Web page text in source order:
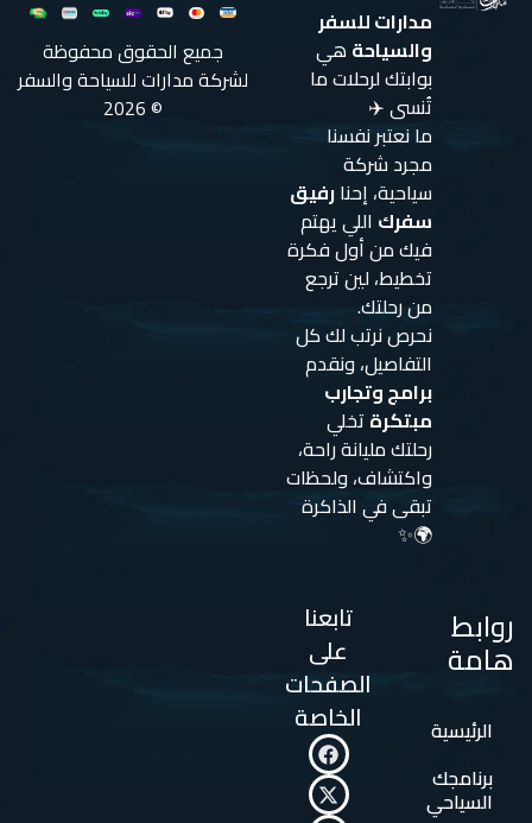
مدارات للسفر
والسياحة هي
بوابتك لرحلات ما
تُنسى ✈️
ما نعتبر نفسنا
مجرد شركة
سياحية، إحنارفيق
سفرك اللي يهتم
فيك من أول فكرة
تخطيط، لين ترجع
من رحلتك.
نحرص نرتب لك كل
التفاصيل، ونقدم
برامج وتجارب
مبتكرة تخلي
رحلتك مليانة راحة،
واكتشاف، ولحظات
تبقى في الذاكرة
🌍✨
روابط
هامة
الرئيسية
برنامجك
السياحي
تابعنا
على
الصفحات
الخاصة
جميع الحقوق محفوظة
لشركة مدارات للسياحة والسفر
© 2026